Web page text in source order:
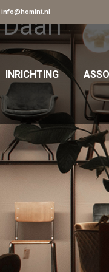
info@homint.nl
INRICHTING